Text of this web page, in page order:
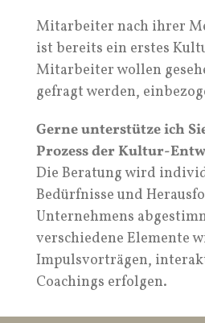
Mitarbeiter nach ihrer
ist bereits ein erstes
Mitarbeiter wollen
gefragt werden,
Gerne unterstütze ich
Prozess der Kultur-
Die Beratung wird
Bedürfnisse und
Unternehmens
verschiedene Elemente
Impulsvorträgen,
Coachings erfolgen.